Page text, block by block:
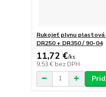
Rukojeť plynu plastová
DR250 + DR350 / 90-04
11,72 €/ks
9,53 € bez DPH